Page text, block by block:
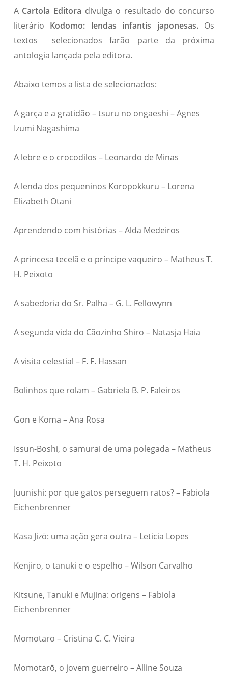
A Cartola Editora divulga o resultado do concurso
literário Kodomo: lendas infantis japonesas.Os
textos selecionados farão parte da próxima
antologia lançada pela editora.
Abaixo temos a lista de selecionados:
A garça e a gratidão – tsuru no ongaeshi – Agnes
Izumi Nagashima
A lebre e o crocodilos – Leonardo de Minas
A lenda dos pequeninos Koropokkuru – Lorena
Elizabeth Otani
Aprendendo com histórias – Alda Medeiros
A princesa tecelã e o príncipe vaqueiro – Matheus T.
H. Peixoto
A sabedoria do Sr. Palha – G. L. Fellowynn
A segunda vida do Cãozinho Shiro – Natasja Haia
A visita celestial – F. F. Hassan
Bolinhos que rolam – Gabriela B. P. Faleiros
Gon e Koma – Ana Rosa
Issun-Boshi, o samurai de uma polegada – Matheus
T. H. Peixoto
Juunishi: por que gatos perseguem ratos? – Fabiola
Eichenbrenner
Kasa Jizō: uma ação gera outra – Leticia Lopes
Kenjiro, o tanuki e o espelho – Wilson Carvalho
Kitsune, Tanuki e Mujina: origens – Fabiola
Eichenbrenner
Momotaro – Cristina C. C. Vieira
Momotarō, o jovem guerreiro – Alline Souza